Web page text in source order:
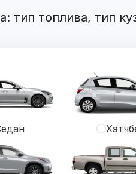
тип топлива, тип